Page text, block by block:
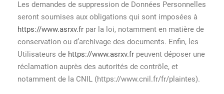
Les demandes de suppression de Données Personnelles
seront soumises aux obligations qui sont imposées à
https://www.asrxv.fr par la loi, notamment en matière de
conservation ou d’archivage des documents. Enfin, les
Utilisateurs de https://www.asrxv.fr peuvent déposer une
réclamation auprès des autorités de contrôle, et
notamment de la CNIL (https://www.cnil.fr/fr/plaintes).